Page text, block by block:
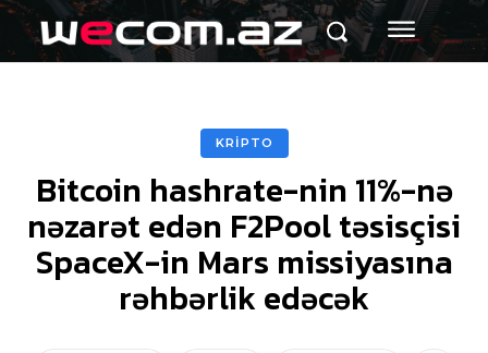
KRİPTO
Bitcoin hashrate-nin 11%-nə
nəzarət edən F2Pool təsisçisi
SpaceX-in Mars missiyasına
rəhbərlik edəcək